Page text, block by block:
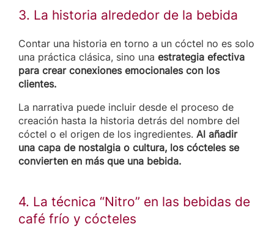
3. La historia alrededor de la bebida
Contar una historia en torno a un cóctel no es solo
una práctica clásica, sino una estrategia efectiva
para crear conexiones emocionales con los
clientes.
La narrativa puede incluir desde el proceso de
creación hasta la historia detrás del nombre del
cóctel o el origen de los ingredientes. Al añadir
una capa de nostalgia o cultura, los cócteles se
convierten en más que una bebida.
4. La técnica “Nitro” en las bebidas de
café frío y cócteles